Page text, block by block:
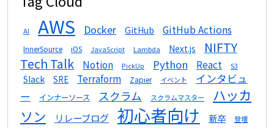
AI AWS Docker GitHub GitHub Actions
InnerSource iOS JavaScript Lambda Next.js
NIFTY
Tech Talk
Notion PickUp Python React S3
Slack SRE Terraform Zapier イベント
インタビュ
ー
インナーソース スクラム スクラムマスター
ハッカ
ソン
リレーブログ 初心者向け 新卒 登壇